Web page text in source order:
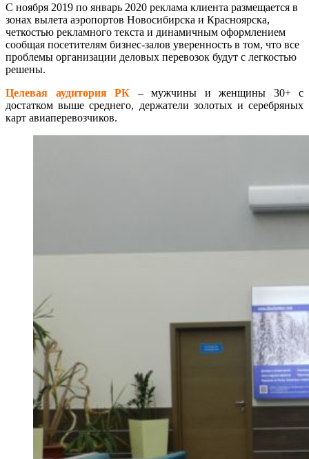
С ноября 2019 по январь 2020 реклама клиента размещается в
зонах вылета аэропортов Новосибирска и Красноярска,
четкостью рекламного текста и динамичным оформлением
сообщая посетителям бизнес-залов уверенность в том, что все
проблемы организации деловых перевозок будут с легкостью
решены.
Целевая аудитория РК – мужчины и женщины 30+ с
достатком выше среднего, держатели золотых и серебряных
карт авиаперевозчиков.